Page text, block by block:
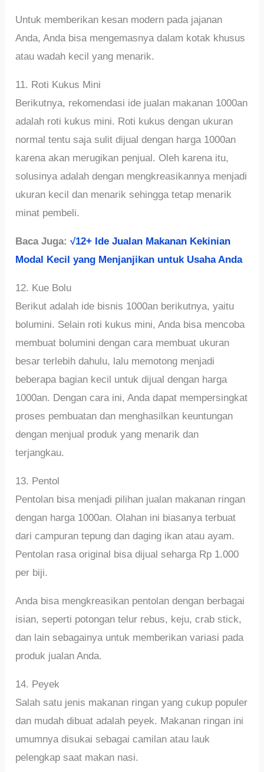
Untuk memberikan kesan modern pada jajanan
Anda, Anda bisa mengemasnya dalam kotak khusus
atau wadah kecil yang menarik.
11. Roti Kukus Mini
Berikutnya, rekomendasi ide jualan makanan 1000an
adalah roti kukus mini. Roti kukus dengan ukuran
normal tentu saja sulit dijual dengan harga 1000an
karena akan merugikan penjual. Oleh karena itu,
solusinya adalah dengan mengkreasikannya menjadi
ukuran kecil dan menarik sehingga tetap menarik
minat pembeli.
Baca Juga:√12+ Ide Jualan Makanan Kekinian
Modal Kecil yang Menjanjikan untuk Usaha Anda
12. Kue Bolu
Berikut adalah ide bisnis 1000an berikutnya, yaitu
bolumini. Selain roti kukus mini, Anda bisa mencoba
membuat bolumini dengan cara membuat ukuran
besar terlebih dahulu, lalu memotong menjadi
beberapa bagian kecil untuk dijual dengan harga
1000an. Dengan cara ini, Anda dapat mempersingkat
proses pembuatan dan menghasilkan keuntungan
dengan menjual produk yang menarik dan
terjangkau.
13. Pentol
Pentolan bisa menjadi pilihan jualan makanan ringan
dengan harga 1000an. Olahan ini biasanya terbuat
dari campuran tepung dan daging ikan atau ayam.
Pentolan rasa original bisa dijual seharga Rp 1.000
per biji.
Anda bisa mengkreasikan pentolan dengan berbagai
isian, seperti potongan telur rebus, keju, crab stick,
dan lain sebagainya untuk memberikan variasi pada
produk jualan Anda.
14. Peyek
Salah satu jenis makanan ringan yang cukup populer
dan mudah dibuat adalah peyek. Makanan ringan ini
umumnya disukai sebagai camilan atau lauk
pelengkap saat makan nasi.